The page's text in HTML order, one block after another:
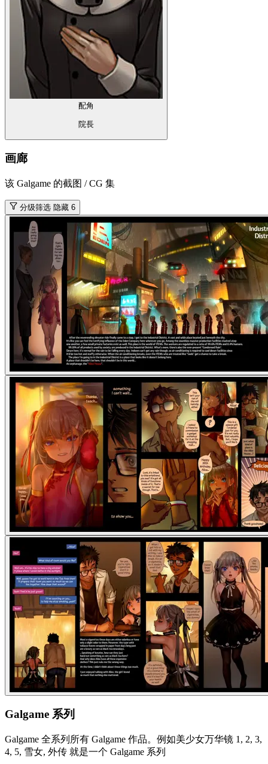
配角
院長
画廊
该 Galgame 的截图 / CG 集
分级筛选隐藏 6
Galgame 系列
Galgame 全系列所有 Galgame 作品。例如美少女万华镜 1, 2, 3,
4, 5, 雪女, 外传 就是一个 Galgame 系列